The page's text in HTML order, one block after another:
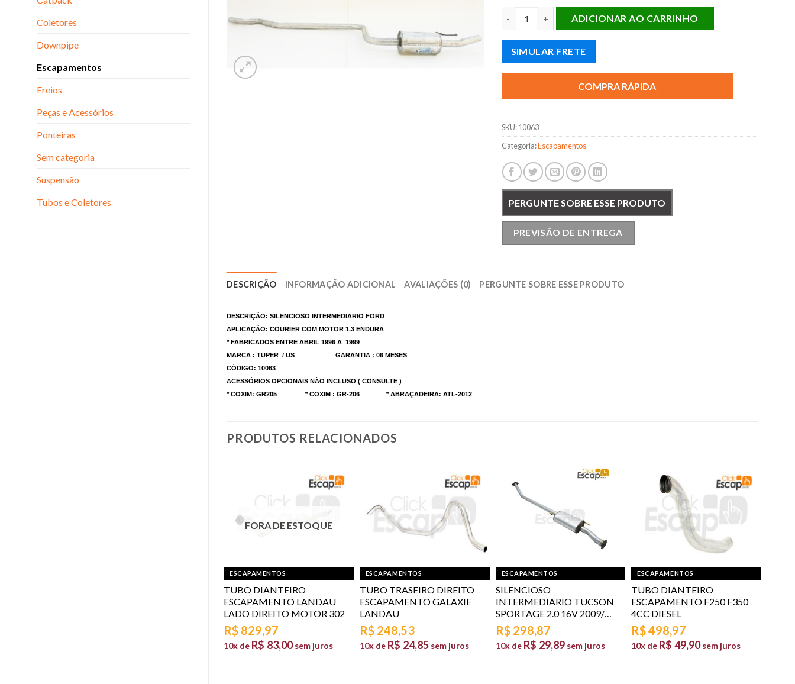
Coletores
Downpipe
Escapamentos
Freios
Peças e Acessórios
Ponteiras
Sem categoria
Suspensão
Tubos e Coletores
ADICIONAR AO CARRINHO
SIMULAR FRETE
COMPRA RÁPIDA
SKU:10063
Categoria:Escapamentos
PERGUNTE SOBRE ESSE PRODUTO
PREVISÃO DE ENTREGA
DESCRIÇÃO INFORMAÇÃO ADICIONAL AVALIAÇÕES (0) PERGUNTE SOBRE ESSE PRODUTO
DESCRIÇÃO: SILENCIOSO INTERMEDIARIO FORD
APLICAÇÃO: COURIER COM MOTOR 1.3 ENDURA
* FABRICADOS ENTRE ABRIL 1996 A 1999
MARCA : TUPER / US GARANTIA : 06 MESES
CÓDIGO: 10063
ACESSÓRIOS OPCIONAIS NÃO INCLUSO ( CONSULTE )
* COXIM: GR205 * COXIM : GR-206 * ABRAÇADEIRA: ATL-2012
PRODUTOS RELACIONADOS
FORA DE ESTOQUE
ESCAPAMENTOS
TUBO DIANTEIRO
ESCAPAMENTO LANDAU
LADO DIREITO MOTOR 302
R$ 829,97
10x de R$ 83,00 sem juros
ESCAPAMENTOS
TUBO TRASEIRO DIREITO
ESCAPAMENTO GALAXIE
LANDAU
R$ 248,53
10x de R$ 24,85 sem juros
ESCAPAMENTOS
SILENCIOSO
INTERMEDIARIO TUCSON
SPORTAGE 2.0 16V 2009/…
R$ 298,87
10x de R$ 29,89 sem juros
ESCAPAMENTOS
TUBO DIANTEIRO
ESCAPAMENTO F250 F350
4CC DIESEL
R$498,97
10x de R$ 49,90 sem juros